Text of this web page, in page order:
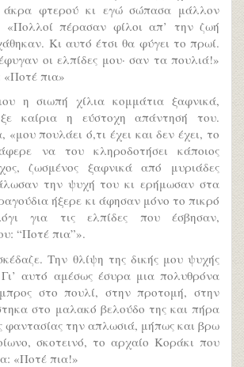
άκρα φτερού κι εγώ σώπασα μάλλον
«Πολλοί πέρασαν φίλοι απ’ την ζωή
Κι αυτό έτσι θα φύγει το πρωί.
οι ελπίδες μου· σαν τα πουλιά!»
πια»
η σιωπή χίλια κομμάτια ξαφνικά,
καίρια η εύστοχη απάντησή του.
«μου πουλάει ό,τι έχει και δεν έχει, το
να του κληροδοτήσει κάποιος
ζωσμένος ξαφνικά από μυριάδες
την ψυχή του κι ερήμωσαν στα
ήξερε κι άφησαν μόνο το πικρό
για τις ελπίδες που έσβησαν,
“Ποτέ πια”».
Την θλίψη της δικής μου ψυχής
αυτό αμέσως έσυρα μια πολυθρόνα
στο πουλί, στην προτομή, στην
στο μαλακό βελούδο της και πήρα
φαντασίας την απλωσιά, μήπως και βρω
σκοτεινό, το αρχαίο Κοράκι που
«Ποτέ πια!»